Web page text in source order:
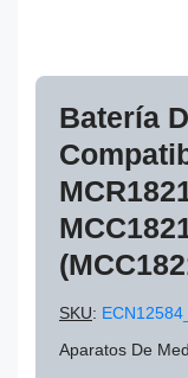
Batería
SKU:
Aparatos De